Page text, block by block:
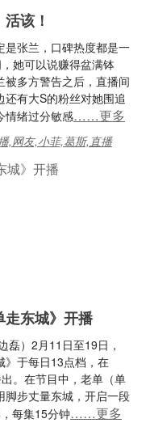
该！
是张兰，口碑热度都是一
她可以说赚得盆满钵
多方警告之后，直播间
有大S的粉丝对她围追
情绪过分敏感……更多
,网友,小菲,葛斯,直播
走东城》开播
磊）2月11日至19日，
》于每日13点档，在
。在节目中，老单（单
脚步丈量东城，开启一段
每集15分钟……更多